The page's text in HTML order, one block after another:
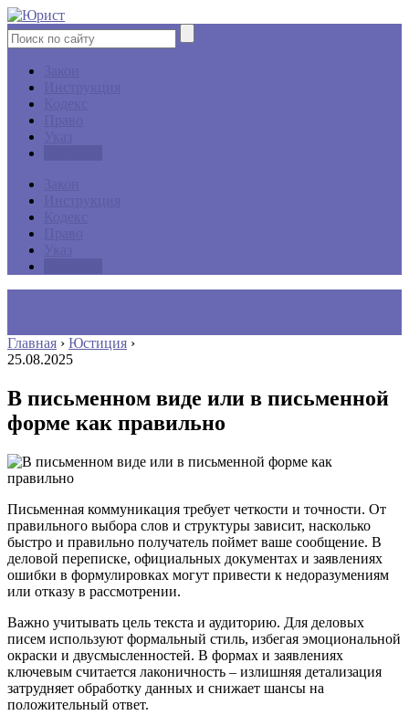
Главная › Юстиция ›
25.08.2025
В письменном виде или в письменной
форме как правильно
Письменная коммуникация требует четкости и точности. От
правильного выбора слов и структуры зависит, насколько
быстро и правильно получатель поймет ваше сообщение. В
деловой переписке, официальных документах и заявлениях
ошибки в формулировках могут привести к недоразумениям
или отказу в рассмотрении.
Важно учитывать цель текста и аудиторию. Для деловых
писем используют формальный стиль, избегая эмоциональной
окраски и двусмысленностей. В формах и заявлениях
ключевым считается лаконичность – излишняя детализация
затрудняет обработку данных и снижает шансы на
положительный ответ.